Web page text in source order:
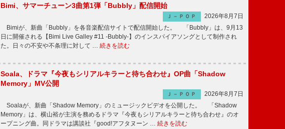
Bimi、サマーチューン3曲第1弾「Bubbly」配信開始
Ｊ－ＰＯＰ
2026年8月7日
Bimiが、新曲「Bubbly」を各音楽配信サイトで配信開始した。 「Bubbly」は、9月13
日に開催される【Bimi Live Galley #11 -Bubbly-】のインスパイアソングとして制作され
た。日々の不安や不条理に対して … 続きを読む
Soala、ドラマ『今夜もシリアルキラーと待ち合わせ』OP曲「Shadow
Memory」MV公開
Ｊ－ＰＯＰ
2026年8月7日
Soalaが、新曲「Shadow Memory」のミュージックビデオを公開した。 「Shadow
Memory」は、横山裕が主演を務めるドラマ『今夜もシリアルキラーと待ち合わせ』のオ
ープニング曲。同ドラマは講談社『good!アフタヌーン … 続きを読む